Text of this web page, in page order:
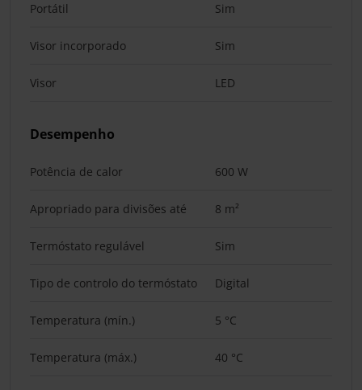
Portátil Sim
Visor incorporado Sim
Visor LED
Desempenho
Potência de calor 600 W
Apropriado para divisões até 8 m²
Termóstato regulável Sim
Tipo de controlo do termóstato Digital
Temperatura (mín.) 5 °C
Temperatura (máx.) 40 °C